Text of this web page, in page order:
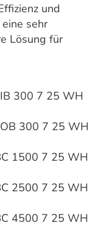
und
sehr
Lösung für
300 7 25 WH
300 7 25 WH
1500 7 25 WH
2500 7 25 WH
4500 7 25 WH